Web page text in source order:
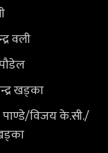
वली
खड्का
विजय के.सी./